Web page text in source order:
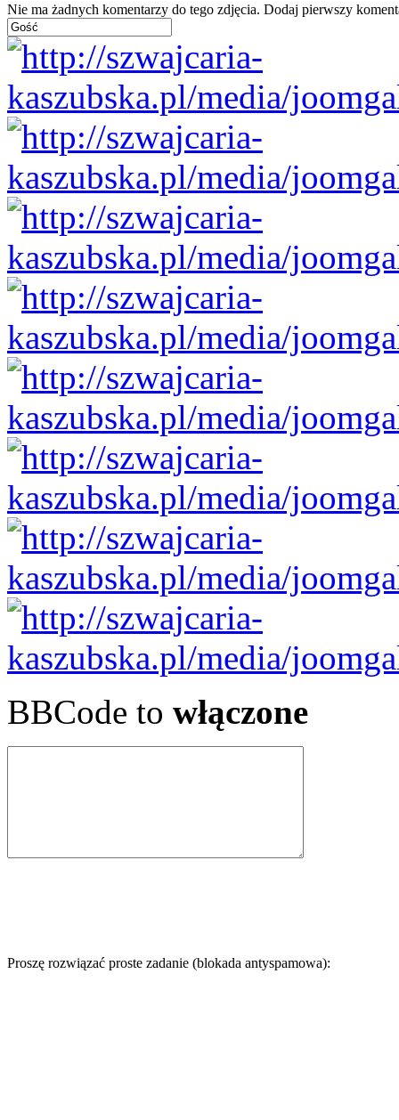
Nie ma żadnych komentarzy do tego zdjęcia. Dodaj pierwszy
BBCode to włączone
Proszę rozwiązać proste zadanie (blokada antyspamowa):